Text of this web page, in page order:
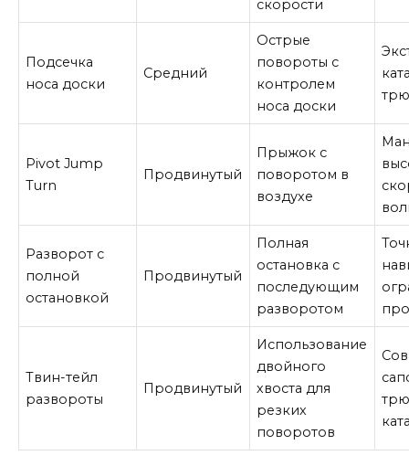
скорости
Подсечка
носа доски
Средний
Острые
повороты с
контролем
носа доски
Pivot Jump
Turn
Продвинутый
Прыжок с
поворотом в
воздухе
Разворот с
полной
остановкой
Продвинутый
Полная
остановка с
последующим
разворотом
Твин-тейл
развороты
Продвинутый
Использование
двойного
хвоста для
резких
поворотов